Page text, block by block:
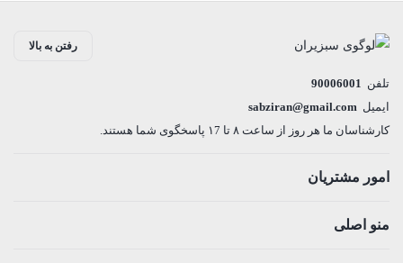
رفتن به بالا
تلفن 90006001
ایمیل sabziran@gmail.com
کارشناسان ما هر روز از ساعت ۸ تا ۱7 پاسخگوی شما هستند.
امور مشتریان
منو اصلی